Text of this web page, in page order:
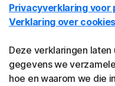
Privacyverklaring voor
Verklaring over
Deze verklaringen
gegevens we
hoe en waarom we die